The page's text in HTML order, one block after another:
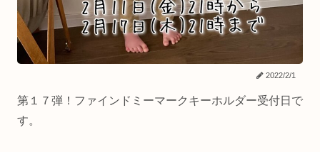
2022/2/1
第１７弾！ファインドミーマークキーホルダー受付日で
す。